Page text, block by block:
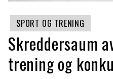
SPORT OG TRENING
Skreddersaum
trening og